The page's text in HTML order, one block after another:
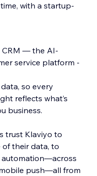
with a startup-
CRM — the AI-
service platform -
so every
reflects what’s
business.
trust Klaviyo to
their data, to
automation—across
push—all from